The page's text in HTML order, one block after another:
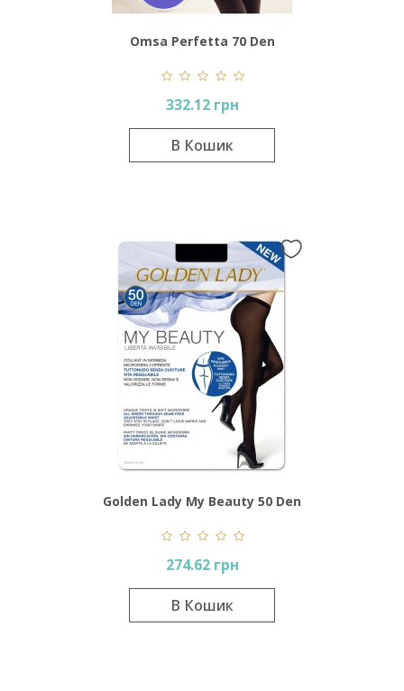
Omsa Perfetta 70 Den
332.12 грн
В Кошик
Golden Lady My Beauty 50 Den
274.62 грн
В Кошик